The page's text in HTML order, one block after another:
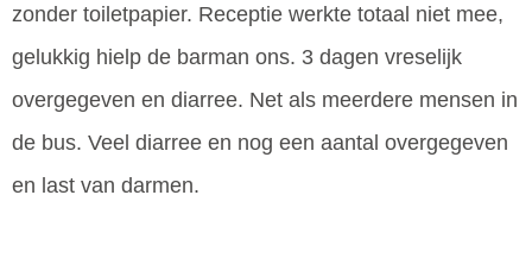
zonder toiletpapier. Receptie werkte totaal niet mee,
gelukkig hielp de barman ons. 3 dagen vreselijk
overgegeven en diarree. Net als meerdere mensen in
de bus. Veel diarree en nog een aantal overgegeven
en last van darmen.